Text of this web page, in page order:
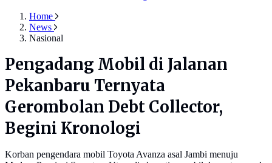
Home
News
Nasional
Pengadang Mobil di Jalanan
Pekanbaru Ternyata
Gerombolan Debt Collector,
Begini Kronologi
Korban pengendara mobil Toyota Avanza asal Jambi menuju